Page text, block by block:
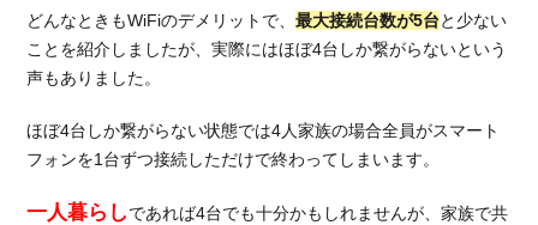
どんなときもWiFiのデメリットで、最大接続台数が5台と少ない
ことを紹介しましたが、実際にはほぼ4台しか繋がらないという
声もありました。
ほぼ4台しか繋がらない状態では4人家族の場合全員がスマート
フォンを1台ずつ接続しただけで終わってしまいます。
一人暮らしであれば4台でも十分かもしれませんが、家族で共